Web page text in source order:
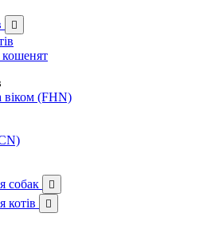

віком (FHN)
собак

котів 